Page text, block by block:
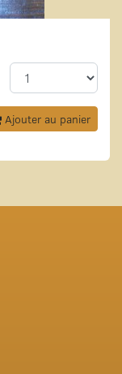
Ajouter au panier